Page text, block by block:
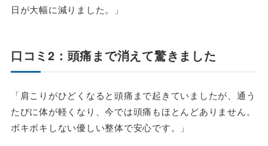
日が大幅に減りました。」
口コミ2：頭痛まで消えて驚きました
「肩こりがひどくなると頭痛まで起きていましたが、通う
たびに体が軽くなり、今では頭痛もほとんどありません。
ボキボキしない優しい整体で安心です。」